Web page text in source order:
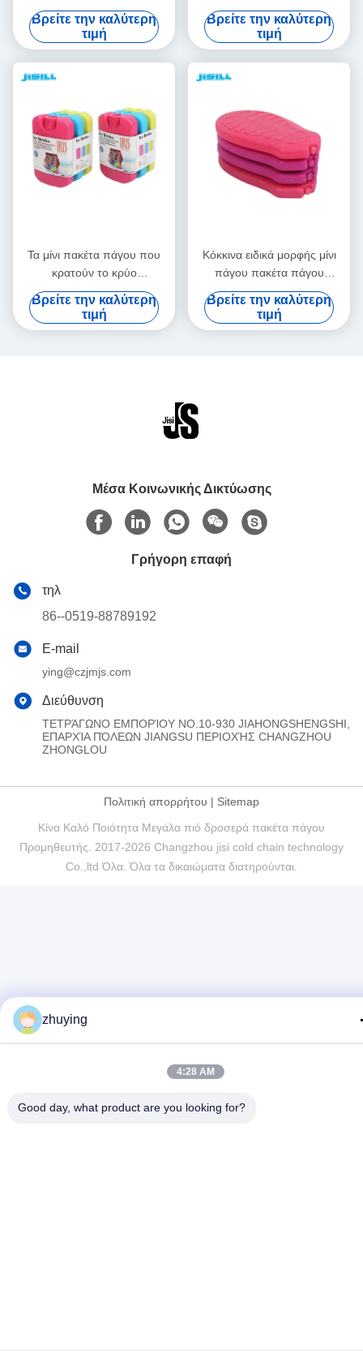
πάγου τιμών μεταφορών
εμβολίων ο ηλιακός
καλύτερος βαθμός τροφίμων
τα πακέτα πάγου για τα
Βρείτε την καλύτερη
τιμή
πλαστική χρήση πακέτων
πάγου ευρέως κρατά το
κρύο δοχείο ψύξης
μπουκαλιών πηκτωμάτων
για το καλαθάκι με φαγητό
Βρείτε την καλύτερη
τιμή
Τα μίνι πακέτα πάγου που
κρατούν το κρύο
προωθητικό πλαστικό
βαθμού τροφίμων νερού
απωθητικό αλλαγή φάσης
Βρείτε την καλύτερη
τιμή
Κόκκινα ειδικά μορφής μίνι
πάγου πακέτα πάγου
πακέτων μακράς διαρκείας
για την ιατρική
Βρείτε την καλύτερη
τιμή
Μέσα Κοινωνικής Δικτύωσης
Γρήγορη επαφή
τηλ
86--0519-88789192
E-mail
ying@czjmjs.com
Διεύθυνση
ΤΕΤΡΆΓΩΝΟ ΕΜΠΟΡΊΟΥ NO.10-930 JIAHONGSHENGSHI,
ΕΠΑΡΧΊΑ ΠΌΛΕΩΝ JIANGSU ΠΕΡΙΟΧΉΣ CHANGZHOU
ZHONGLOU
Πολιτική απορρήτου | Sitemap
Κίνα Καλό Ποιότητα Μεγάλα πιό δροσερά πακέτα πάγου
Προμηθευτής. 2017-2026 Changzhou jisi cold chain technology
Co.,ltd Όλα. Όλα τα δικαιώματα διατηρούνται.
zhuying
4:28 AM
Good day, what product are you looking for?